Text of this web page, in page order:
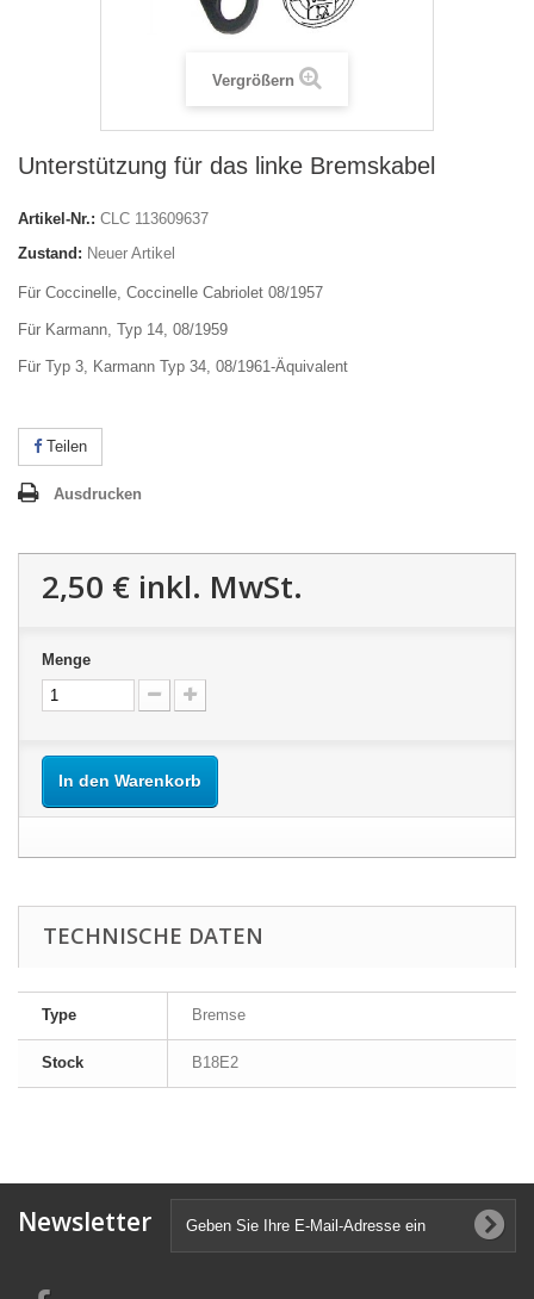
Vergrößern
Unterstützung für das linke Bremskabel
Artikel-Nr.: CLC 113609637
Zustand: Neuer Artikel
Für Coccinelle, Coccinelle Cabriolet 08/1957
Für Karmann, Typ 14, 08/1959
Für Typ 3, Karmann Typ 34, 08/1961-Äquivalent
Teilen
Ausdrucken
2,50 € inkl. MwSt.
Menge
In den Warenkorb
TECHNISCHE DATEN
Type Bremse
Stock B18E2
Newsletter